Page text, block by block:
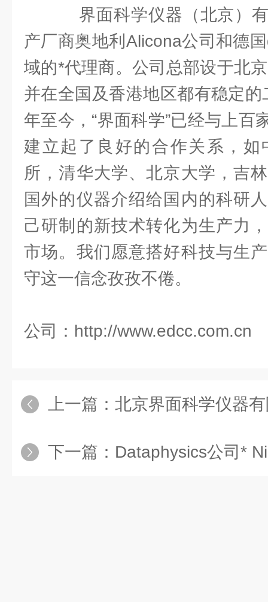
界面科学仪器（北京）
产厂商奥地利Alicona公司和德
域的*代理商。公司总部设于北
并在全国及香港地区都有稳定
年至今，“界面科学”已经与上百
建立起了良好的合作关系，
所，清华大学、北京大学，吉
国外的仪器介绍给国内的科研
己研制的新技术转化为生产力
市场。我们愿意搭好科技与生
守这一信念孜孜不倦。
公司：http://www.edcc.com.cn
上一篇： 北京界面科学仪器有限公司将参加中
下一篇： Dataphysics公司* Nils